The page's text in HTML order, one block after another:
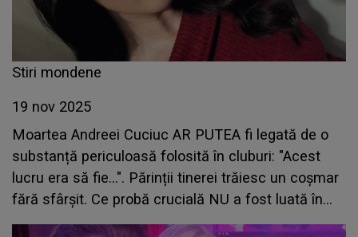
Stiri mondene
19 nov 2025
Moartea Andreei Cuciuc AR PUTEA fi legată de o
substanță periculoasă folosită în cluburi: "Acest
lucru era să fie...". Părinții tinerei trăiesc un coșmar
fără sfârșit. Ce probă crucială NU a fost luată în
considerare și CE S-A ÎNTÂMPLAT în acea seară